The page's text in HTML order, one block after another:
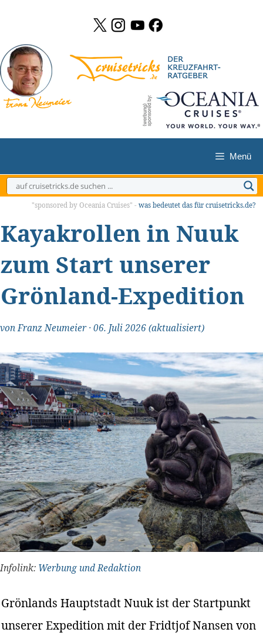
springen
Menü
"sponsored by Oceania Cruises" - was bedeutet das für cruisetricks.de?
Kayakrollen in Nuuk
zum Start unserer
Grönland-Expedition
vonFranz Neumeier·06. Juli 2026(aktualisiert)
Infolink: Werbung und Redaktion
Grönlands Hauptstadt Nuuk ist der Startpunkt
unserer Expedition mit der Fridtjof Nansen von
"Transparent und ehrlich"